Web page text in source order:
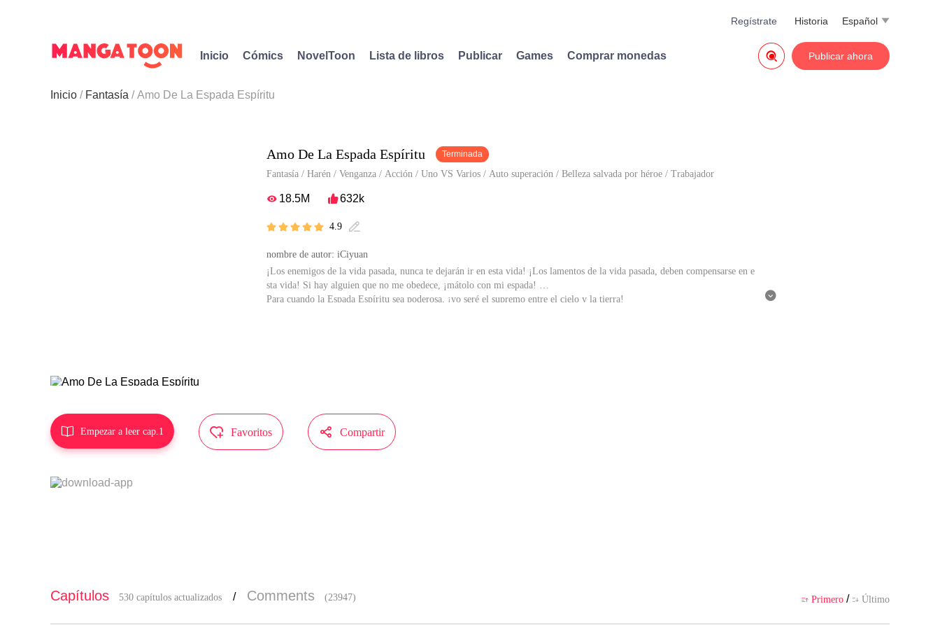
Español 
Historia
Regístrate
Inicio Cómics NovelToon Lista de libros Publicar Games Comprar monedas Publicar ahora

Inicio Fantasía Amo De La Espada Espíritu
Amo De La Espada Espíritu Terminada
Fantasía / Harén / Venganza / Acción / Uno VS Varios / Auto superación / Belleza salvada por héroe / Trabajador
 18.5M 632k
     4.9 
nombre de autor: iCiyuan
¡Los enemigos de la vida pasada, nunca te dejarán ir en esta vida! ¡Los lamentos de la vida pasada, deben compensarse en e
sta vida! Si hay alguien que no me obedece, ¡mátolo con mi espada!
Para cuando la Espada Espíritu sea poderosa, ¡yo seré el supremo entre el cielo y la tierra!

 Empezar a leer cap.1  Favoritos  Compartir
Capítulos 530 capítulos actualizados / Comments (23947)  Primero /  Último